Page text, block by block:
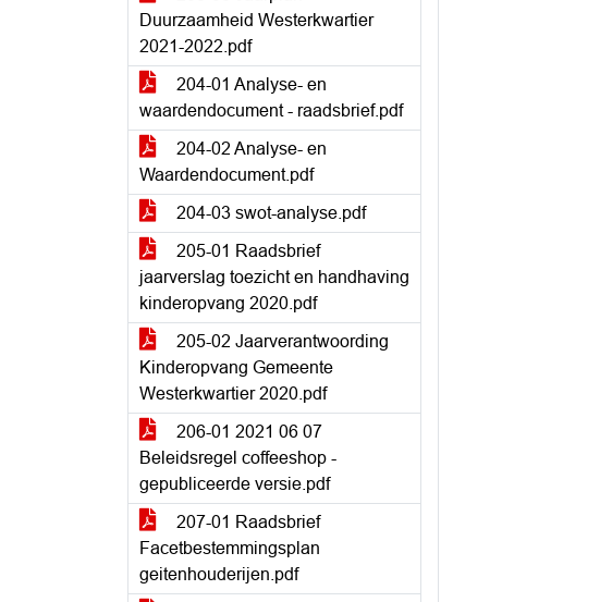
Duurzaamheid Westerkwartier
2021-2022.pdf
204-01 Analyse- en
waardendocument - raadsbrief.pdf
204-02 Analyse- en
Waardendocument.pdf
204-03 swot-analyse.pdf
205-01 Raadsbrief
jaarverslag toezicht en handhaving
kinderopvang 2020.pdf
205-02 Jaarverantwoording
Kinderopvang Gemeente
Westerkwartier 2020.pdf
206-01 2021 06 07
Beleidsregel coffeeshop -
gepubliceerde versie.pdf
207-01 Raadsbrief
Facetbestemmingsplan
geitenhouderijen.pdf